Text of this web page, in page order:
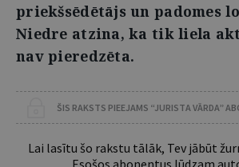
priekšsēdētājs un padomes
Niedre atzina, ka tik liela
nav pieredzēta.
ŠIS RAKSTS PIEEJAMS “JURISTA VĀRDA”
Lai lasītu šo rakstu tālāk, Tev jābūt